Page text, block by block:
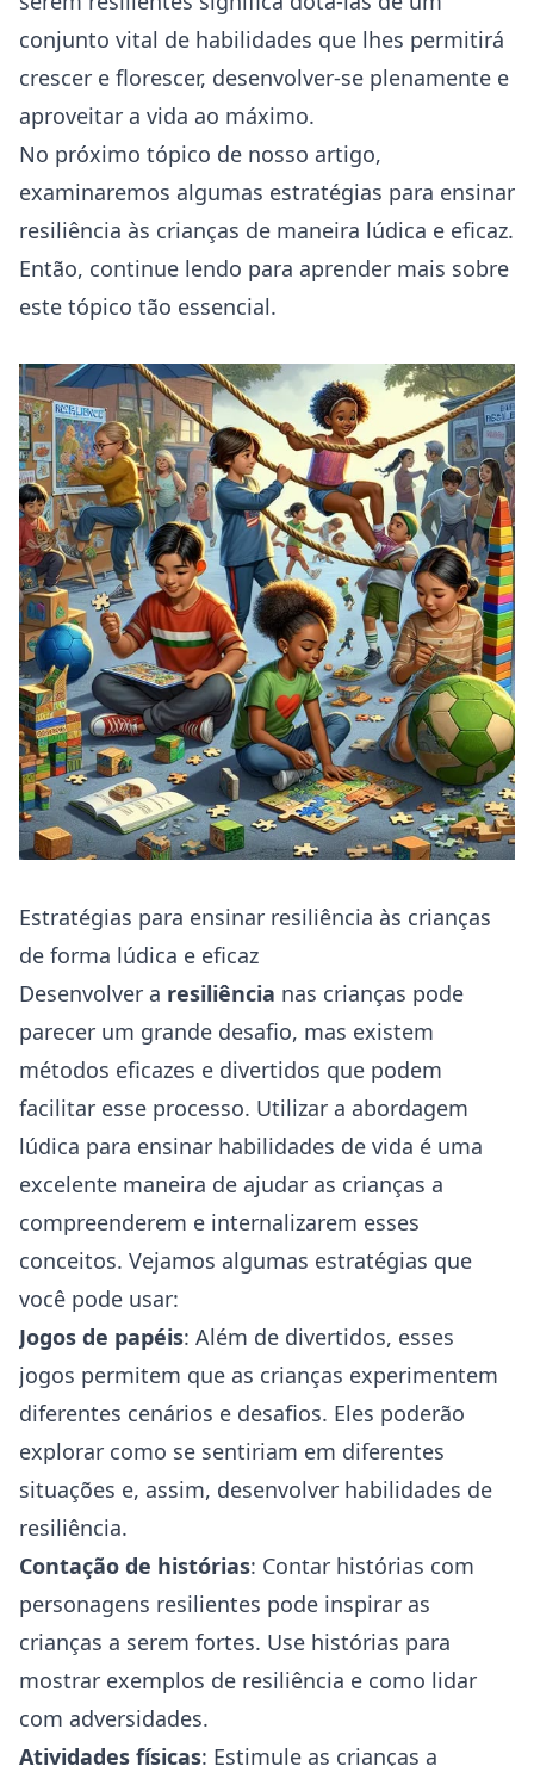
conjunto vital de habilidades que lhes permitirá
crescer e florescer, desenvolver-se plenamente e
aproveitar a vida ao máximo.
No próximo tópico de nosso artigo,
examinaremos algumas estratégias para ensinar
resiliência às crianças de maneira lúdica e eficaz.
Então, continue lendo para aprender mais sobre
este tópico tão essencial.
Estratégias para ensinar resiliência às crianças
de forma lúdica e eficaz
Desenvolver a resiliência nas crianças pode
parecer um grande desafio, mas existem
métodos eficazes e divertidos que podem
facilitar esse processo. Utilizar a abordagem
lúdica para ensinar habilidades de vida é uma
excelente maneira de ajudar as crianças a
compreenderem e internalizarem esses
conceitos. Vejamos algumas estratégias que
você pode usar:
Jogos de papéis: Além de divertidos, esses
jogos permitem que as crianças experimentem
diferentes cenários e desafios. Eles poderão
explorar como se sentiriam em diferentes
situações e, assim, desenvolver habilidades de
resiliência.
Contação de histórias: Contar histórias com
personagens resilientes pode inspirar as
crianças a serem fortes. Use histórias para
mostrar exemplos de resiliência e como lidar
com adversidades.
Atividades físicas: Estimule as crianças a